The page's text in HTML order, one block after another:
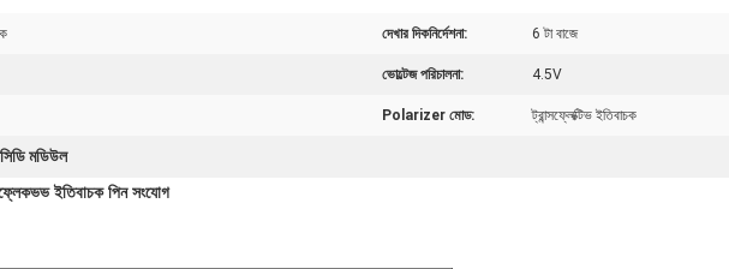
দেখার দিকনির্দেশনা: 6 টা বাজে
ভোল্টেজ পরিচালনা: 4.5V
Polarizer মোড: ট্রান্সফ্লেক্টিভ ইতিবাচক
মডিউল
ইতিবাচক পিন সংযোগ